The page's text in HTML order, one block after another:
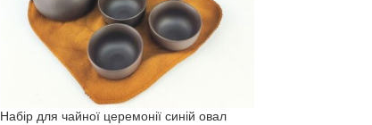
Набір для чайної церемонії синій овал